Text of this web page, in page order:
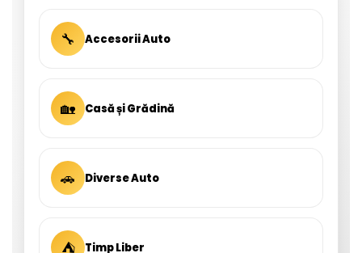
🔧 Accesorii Auto
🏡 Casă și Grădină
🚗 Diverse Auto
⛺ Timp Liber